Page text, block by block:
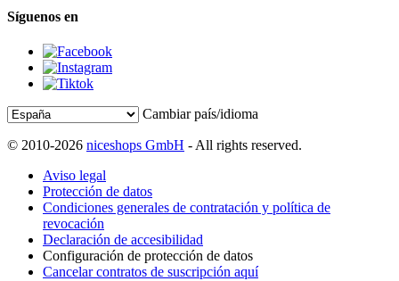
Síguenos en
Cambiar país/idioma
© 2010-2026 niceshops GmbH - All rights reserved.
Aviso legal
Protección de datos
Condiciones generales de contratación y política de
revocación
Declaración de accesibilidad
Configuración de protección de datos
Cancelar contratos de suscripción aquí